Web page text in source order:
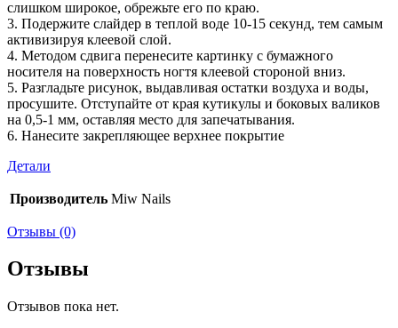
слишком широкое, обрежьте его по краю.
3. Подержите слайдер в теплой воде 10-15 секунд, тем самым
активизируя клеевой слой.
4. Методом сдвига перенесите картинку с бумажного
носителя на поверхность ногтя клеевой стороной вниз.
5. Разгладьте рисунок, выдавливая остатки воздуха и воды,
просушите. Отступайте от края кутикулы и боковых валиков
на 0,5-1 мм, оставляя место для запечатывания.
6. Нанесите закрепляющее верхнее покрытие
Детали
Производитель Miw Nails
Отзывы (0)
Отзывы
Отзывов пока нет.